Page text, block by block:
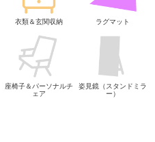
衣類＆玄関収納 ラグマット
座椅子＆パーソナルチ
ェア
姿見鏡（スタンドミラ
ー）